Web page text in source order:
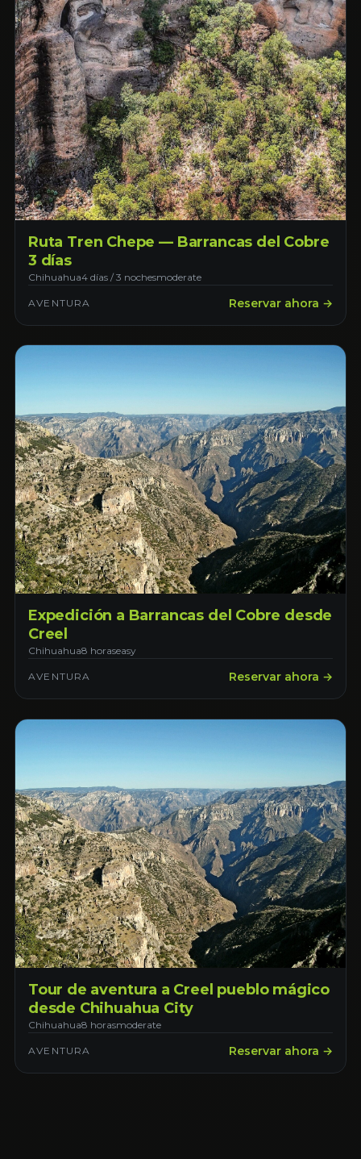
Ruta Tren Chepe — Barrancas del Cobre
3 días
Chihuahua4 días / 3 nochesmoderate
AVENTURA Reservar ahora →
Expedición a Barrancas del Cobre desde
Creel
Chihuahua8 horaseasy
AVENTURA Reservar ahora →
Tour de aventura a Creel pueblo mágico
desde Chihuahua City
Chihuahua8 horasmoderate
AVENTURA Reservar ahora →